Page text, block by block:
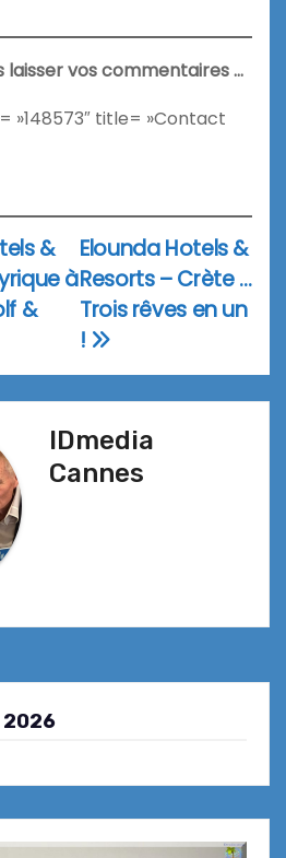
laisser vos commentaires …
title= »Contact
Elounda Hotels &
Resorts – Crète …
Trois rêves en un
!
&
à
&
IDmedia
Cannes
2026